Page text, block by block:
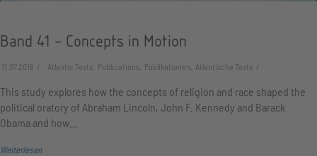
Band 41 - Concepts in Motion
11.07.2016 Atlantic Texts, Publications, Publikationen, Atlantische Texte
This study explores how the concepts of religion and race shaped the
political oratory of Abraham Lincoln, John F. Kennedy and Barack
Obama and how…
Weiterlesen